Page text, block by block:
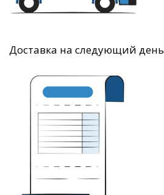
Доставка на следующий день